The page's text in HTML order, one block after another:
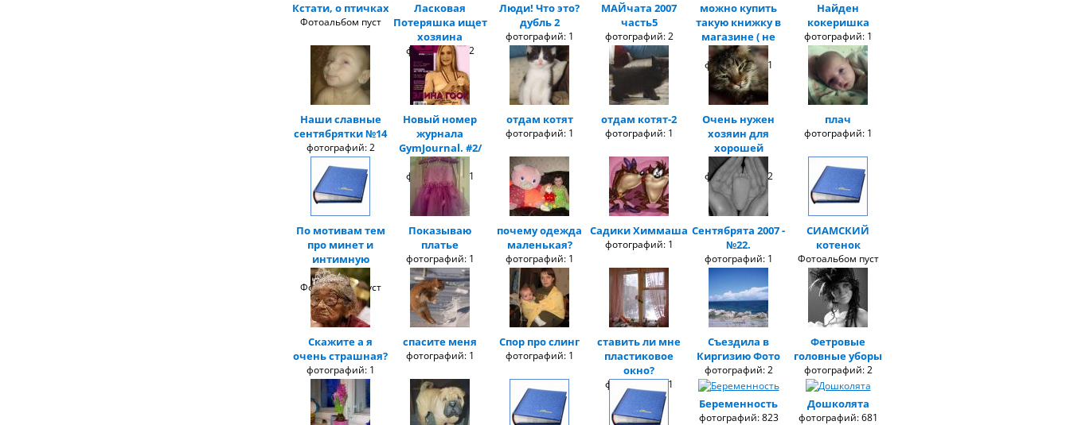
Кстати, о птичках
Фотоальбом пуст
Ласковая
Потеряшка ищет
хозяина
фотографий: 2
Люди! Что это?
дубль 2
фотографий: 1
МАЙчата 2007
часть5
фотографий: 2
можно купить
такую книжку в
магазине ( не
интернет
фотографий: 1
Найден
кокеришка
фотографий: 1
Наши славные
сентябрятки №14
фотографий: 2
Новый номер
журнала
GymJournal. #2/
Октябрь
фотографий: 1
отдам котят
фотографий: 1
отдам котят-2
фотографий: 1
Очень нужен
хозяин для
хорошей
кошечки
фотографий: 2
плач
фотографий: 1
По мотивам тем
про минет и
интимную
стрижку
Фотоальбом пуст
Показываю
платье
фотографий: 1
почему одежда
маленькая?
фотографий: 1
Садики Химмаша
фотографий: 1
Сентябрята 2007 -
№22.
фотографий: 1
СИАМСКИЙ
котенок
Фотоальбом пуст
Скажите а я
очень страшная?
фотографий: 1
спасите меня
фотографий: 1
Спор про слинг
фотографий: 1
ставить ли мне
пластиковое
окно?
фотографий: 1
Съездила в
Киргизию Фото
фотографий: 2
Фетровые
головные уборы
фотографий: 2
Беременность
фотографий: 823
Дошколята
фотографий: 681